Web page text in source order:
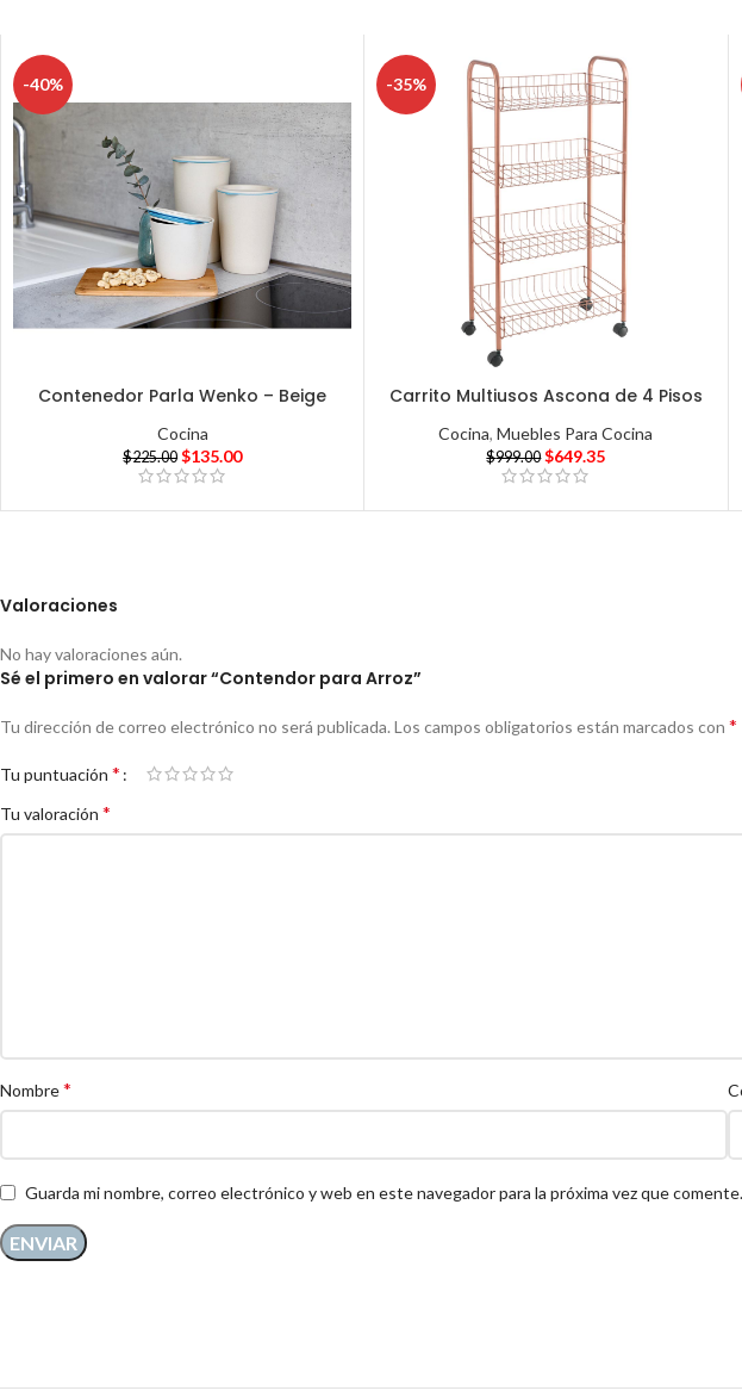
-40%
Contenedor Parla Wenko – Beige
Cocina
$225.00 $135.00
-35%
Carrito Multiusos Ascona de 4 Pisos
Cocina,Muebles Para Cocina
$999.00 $649.35
Valoraciones
No hay valoraciones aún.
Sé el primero en valorar “Contendor para Arroz”
Tu dirección de correo electrónico no será publicada.Los campos obligatorios están marcados con *
Tu puntuación *
Tu valoración *
Nombre*
Guarda mi nombre, correo electrónico y web en este navegador para la próxima vez que comente.